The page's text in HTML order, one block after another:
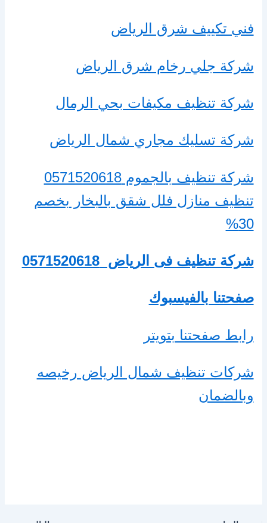
فني تكييف شرق الرياض
شركة جلي رخام شرق الرياض
شركة تنظيف مكيفات بحي الرمال
شركة تسليك مجاري شمال الرياض
شركة تنظيف بالجموم 0571520618
تنظيف منازل فلل شقق بالبخار بخصم
30%
شركة تنظيف فى الرياض0571520618
صفحتنا بالفيسبوك
رابط صفحتنا بتويتر
شركات تنظيف شمال الرياض رخيصه
وبالضمان